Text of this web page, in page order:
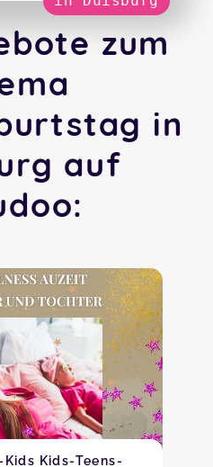
zum
in
auf
Kids-Teens-